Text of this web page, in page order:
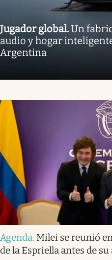
Jugador global.Un
audio y hogar
Argentina
Agenda. Milei se reunió
de la Espriella antes de